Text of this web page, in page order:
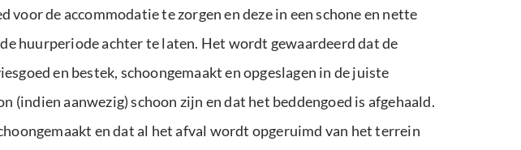
voor de accommodatie te zorgen en deze in een schone en nette
huurperiode achter te laten. Het wordt gewaardeerd dat de
en bestek, schoongemaakt en opgeslagen in de juiste
(indien aanwezig) schoon zijn en dat het beddengoed is afgehaald.
en dat al het afval wordt opgeruimd van het terrein